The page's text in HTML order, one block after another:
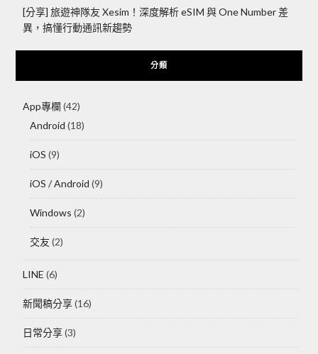
[分享] 旅遊神隊友 Xesim！深度解析 eSIM 與 One Number 差
異，搞懂行動通訊新趨勢
分類
App專欄 (42)
Android (18)
iOS (9)
iOS / Android (9)
Windows (2)
交友 (2)
LINE (6)
新聞稿分享(16)
日常分享(3)